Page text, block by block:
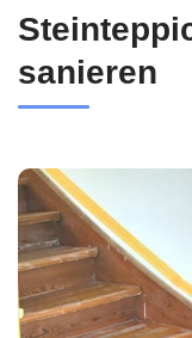
sanieren